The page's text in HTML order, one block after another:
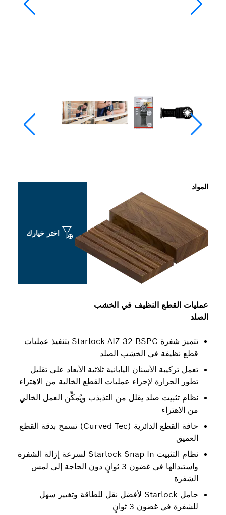
عمليات القطع النظيف في الخشب
الصلد
تتميز شفرة Starlock AIZ 32 BSPC بتنفيذ عمليات
قطع نظيفة في الخشب الصلد
تعمل تركيبة الأسنان اليابانية ثلاثية الأبعاد على تقليل
تطور الحرارة لإجراء عمليات القطع الخالية من الاهتراء
نظام تثبيت صلد يقلل من التذبذب ويُمكِّن العمل الخالي
من الاهتراء
حافة القطع الدائرية (Curved-Tec) تسمح بدقة القطع
العميق
نظام التثبيت Starlock Snap-In لسرعة إزالة الشفرة
واستبدالها في غضون 3 ثوانٍ دون الحاجة إلى لمس
الشفرة
حامل Starlock لأفضل نقل للطاقة وتغيير سهل
للشفرة في غضون 3 ثوانٍ
المواد
اختر خيارك